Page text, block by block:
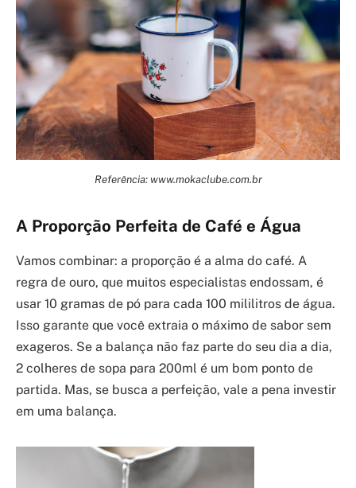
Referência: www.mokaclube.com.br
A Proporção Perfeita de Café e Água
Vamos combinar: a proporção é a alma do café. A
regra de ouro, que muitos especialistas endossam, é
usar 10 gramas de pó para cada 100 mililitros de água.
Isso garante que você extraia o máximo de sabor sem
exageros. Se a balança não faz parte do seu dia a dia,
2 colheres de sopa para 200ml é um bom ponto de
partida. Mas, se busca a perfeição, vale a pena investir
em uma balança.